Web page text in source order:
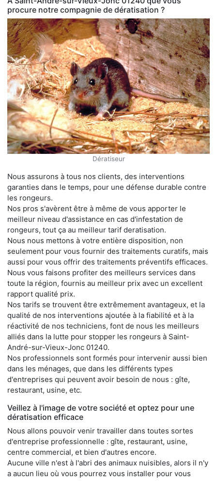
procure notre compagnie de dératisation ?
Dératiseur
Nous assurons à tous nos clients, des interventions
garanties dans le temps, pour une défense durable contre
les rongeurs.
Nos pros s'avèrent être à même de vous apporter le
meilleur niveau d'assistance en cas d'infestation de
rongeurs, tout ça au meilleur tarif deratisation.
Nous nous mettons à votre entière disposition, non
seulement pour vous fournir des traitements curatifs, mais
aussi pour vous offrir des traitements préventifs efficaces.
Nous vous faisons profiter des meilleurs services dans
toute la région, fournis au meilleur prix avec un excellent
rapport qualité prix.
Nos tarifs se trouvent être extrêmement avantageux, et la
qualité de nos interventions ajoutée à la fiabilité et à la
réactivité de nos techniciens, font de nous les meilleurs
alliés dans la lutte pour stopper les rongeurs à Saint-
André-sur-Vieux-Jonc 01240.
Nos professionnels sont formés pour intervenir aussi bien
dans les ménages, que dans les différents types
d'entreprises qui peuvent avoir besoin de nous : gîte,
restaurant, usine, etc.
Veillez à l'image de votre société et optez pour une
dératisation efficace
Nous allons pouvoir venir travailler dans toutes sortes
d'entreprise professionnelle : gîte, restaurant, usine,
centre commercial, et bien d'autres encore.
Aucune ville n'est à l'abri des animaux nuisibles, alors il n'y
a aucun lieu où vous pourrez vous installer pour vous